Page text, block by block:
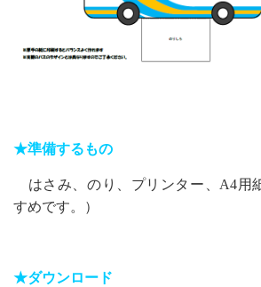
★準備するもの
はさみ、のり、プリンター、A4用
すめです。）
★ダウンロード